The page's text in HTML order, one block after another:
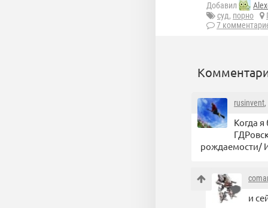
Добавил
суд, порно
7
rusinvent
Когда
рождаемости/
и